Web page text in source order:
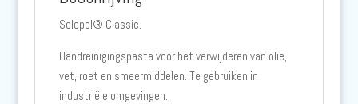
Solopol® Classic.
Handreinigingspasta voor het verwijderen van olie,
vet, roet en smeermiddelen. Te gebruiken in
industriële omgevingen.